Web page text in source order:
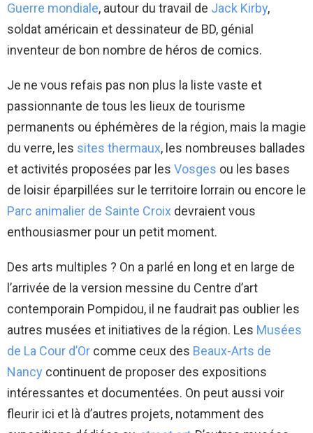
Guerre mondiale, autour du travail de Jack Kirby,
soldat américain et dessinateur de BD, génial
inventeur de bon nombre de héros de comics.
Je ne vous refais pas non plus la liste vaste et
passionnante de tous les lieux de tourisme
permanents ou éphémères de la région, mais la magie
du verre, les sites thermaux, les nombreuses ballades
et activités proposées par les Vosges ou les bases
de loisir éparpillées sur le territoire lorrain ou encore le
Parc animalier de Sainte Croix devraient vous
enthousiasmer pour un petit moment.
Des arts multiples ? On a parlé en long et en large de
l’arrivée de la version messine du Centre d’art
contemporain Pompidou, il ne faudrait pas oublier les
autres musées et initiatives de la région. Les Musées
de La Cour d’Or comme ceux des Beaux-Arts de
Nancy continuent de proposer des expositions
intéressantes et documentées. On peut aussi voir
fleurir ici et là d’autres projets, notamment des